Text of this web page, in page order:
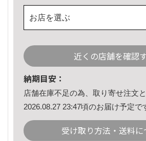
お店を選ぶ
近くの店舗を確認
納期目安：
店舗在庫不足の為、取り寄せ注文と
2026.08.27 23:47頃のお届け予定で
受け取り方法・送料に